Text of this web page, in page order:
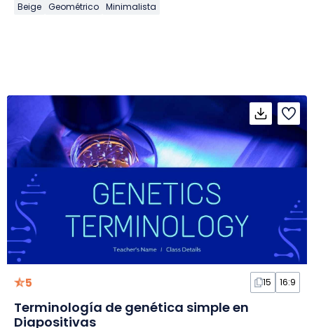
Beige Geométrico Minimalista
5 15 16:9
Terminología de genética simple en
Diapositivas